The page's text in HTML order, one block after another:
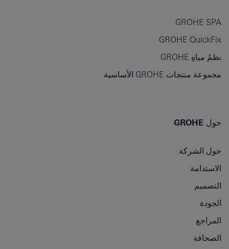
GROHE SPA
GROHE QuickFix
نظمُ مياهِ GROHE
مجموعة منتجات GROHE الأساسية
حول GROHE
حول الشركة
الاستدامة
التصميم
الجودة
المراجع
الصحافة